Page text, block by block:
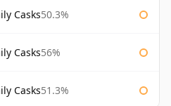
Casks50.3%
Casks56%
Casks51.3%